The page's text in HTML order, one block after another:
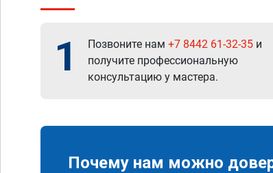
1 Позвоните нам +7 8442 61-32-35 и
получите профессиональную
консультацию у мастера.
Почему нам можно